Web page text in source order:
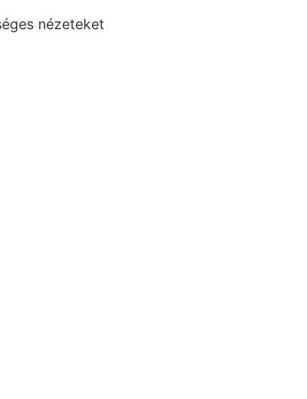
nézeteket